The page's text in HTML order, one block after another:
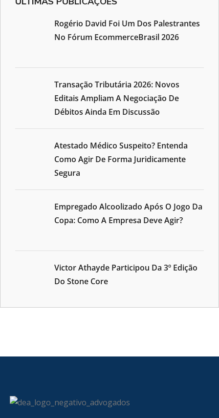
Rogério David Foi Um Dos Palestrantes
No Fórum EcommerceBrasil 2026
Transação Tributária 2026: Novos
Editais Ampliam A Negociação De
Débitos Ainda Em Discussão
Atestado Médico Suspeito? Entenda
Como Agir De Forma Juridicamente
Segura
Empregado Alcoolizado Após O Jogo Da
Copa: Como A Empresa Deve Agir?
Victor Athayde Participou Da 3º Edição
Do Stone Core